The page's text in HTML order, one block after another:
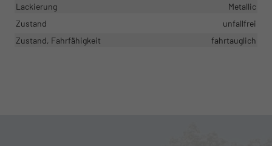
Lackierung
Metallic
Zustand
unfallfrei
Zustand, Fahrfähigkeit
fahrtauglich